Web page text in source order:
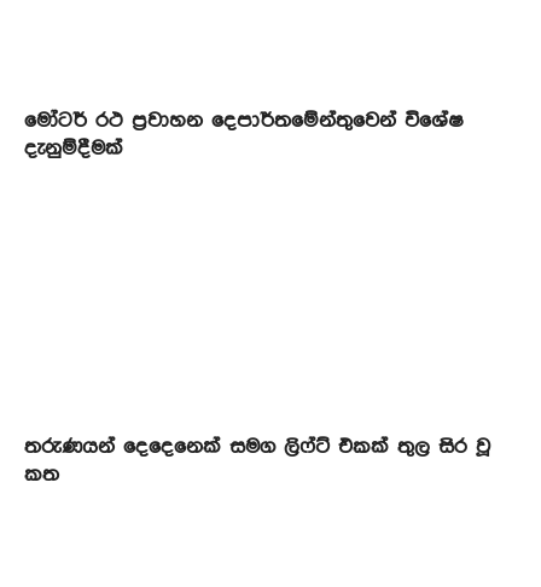
මෝටර් රථ ප්‍රවාහන දෙපාර්තමේන්තුවෙන් විශේෂ
දැනුම්දීමක්
තරුණයන් දෙදෙනෙක් සමග ලිෆ්ට් එකක් තුල සිර වූ
කත